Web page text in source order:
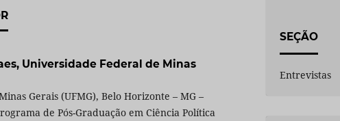
Universidade Federal de Minas
Gerais (UFMG), Belo Horizonte – MG –
de Pós-Graduação em Ciência Política
SEÇÃO
Entrevistas